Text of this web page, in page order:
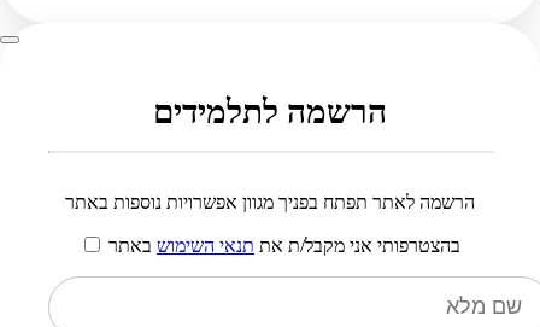
הרשמה לתלמידים
הרשמה לאתר תפתח בפניך מגוון אפשרויות נוספות באתר
בהצטרפותי אני מקבל/ת את תנאי השימוש באתר